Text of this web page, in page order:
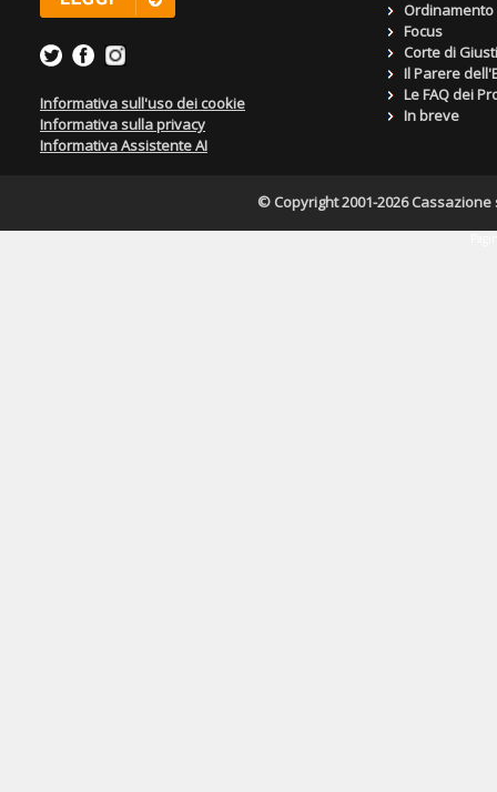
Informativa sull'uso dei cookie
Informativa sulla privacy
Informativa Assistente AI
Focus
Corte di
Il Parere
Le FAQ dei
In breve
© Copyright 2001-2026 Cassazione